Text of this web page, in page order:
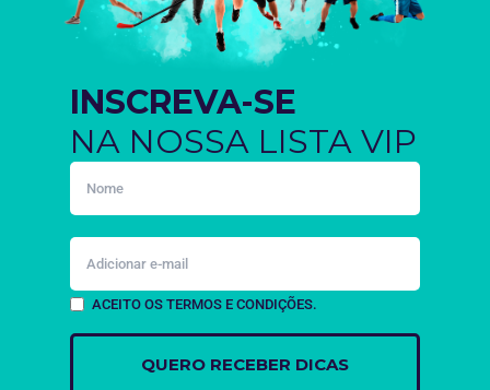
INSCREVA-SE
NA NOSSA LISTA VIP
ACEITO OS TERMOS E CONDIÇÕES.